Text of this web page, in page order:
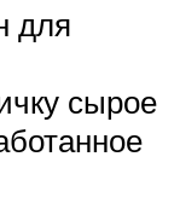
для
сырое